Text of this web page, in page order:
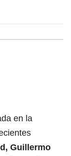
en la
Guillermo